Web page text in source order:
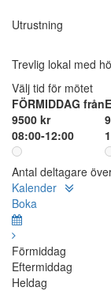
Utrustning
Trevlig lokal med
Välj tid för mötet
FÖRMIDDAG från
9500 kr
08:00-12:00
Antal deltagare
Kalender
Boka
Förmiddag
Eftermiddag
Heldag